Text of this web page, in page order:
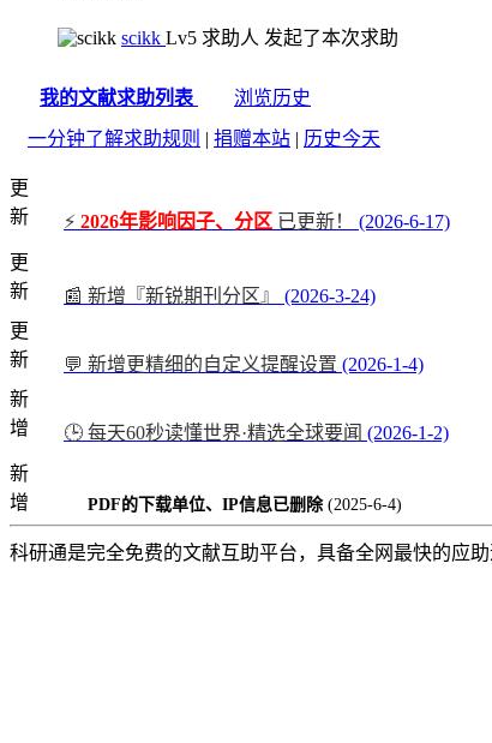
scikk Lv5 求助人 发起了本次求助
我的文献求助列表
浏览历史
一分钟了解求助规则
捐赠本站 历史今天
更
新
⚡ 2026年影响因子、分区 已更新！
(2026-6-17)
更
新
📰 新增『新锐期刊分区』
(2026-3-24)
更
新
💬 新增更精细的自定义提醒设置 (2026-1-4)
新
增
🕒 每天60秒读懂世界·精选全球要闻 (2026-1-2)
新
增
PDF的下载单位、IP信息已删除 (2025-6-4)
科研通是完全免费的文献互助平台，具备全网最快的应